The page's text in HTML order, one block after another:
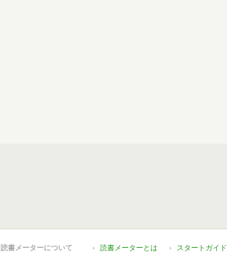
読書メーターについて 読書メーターとは スタートガイド